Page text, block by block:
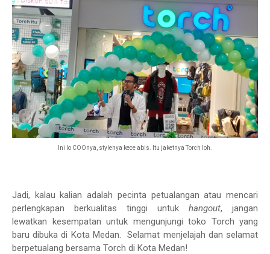
Ini lo COOnya, stylenya kece abis. Itu jaketnya Torch loh.
Jadi, kalau kalian adalah pecinta petualangan atau mencari
perlengkapan berkualitas tinggi untuk hangout, jangan
lewatkan kesempatan untuk mengunjungi toko Torch yang
baru dibuka di Kota Medan. Selamat menjelajah dan selamat
berpetualang bersama Torch di Kota Medan!